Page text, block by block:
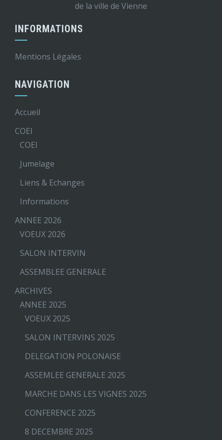
de la ville de Vienne
INFORMATIONS
Mentions Légales
NAVIGATION
Accueil
COEI
COEI
Jumelage
Liens & Echanges
Informations
ANNEE 2026
VOEUX 2026
SALON INTERVIN
ASSEMBLEE GENERALE
ARCHIVES
ANNEE 2025
VOEUX 2025
SALON INTERVINS 2025
DELEGATION POLONAISE
ASSEMLEE GENERALE 2025
MARCHE DANS LES VIGNES 2025
CONFERENCE 2025
8 DECEMBRE 2025